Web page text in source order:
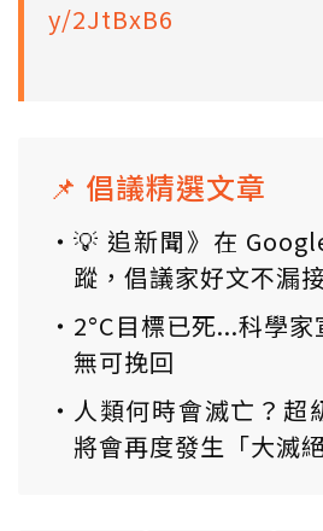
y/2JtBxB6
📌 倡議精選文章
💡 追新聞》在
蹤，倡議家好文不漏
2°C目標已死...科學
無可挽回
人類何時會滅亡？超
將會再度發生「大滅絕